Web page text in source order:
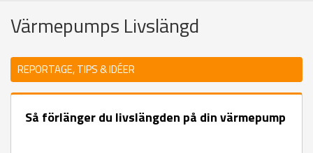
Värmepumps Livslängd
REPORTAGE, TIPS & IDÉER
Så förlänger du livslängden på din värmepump